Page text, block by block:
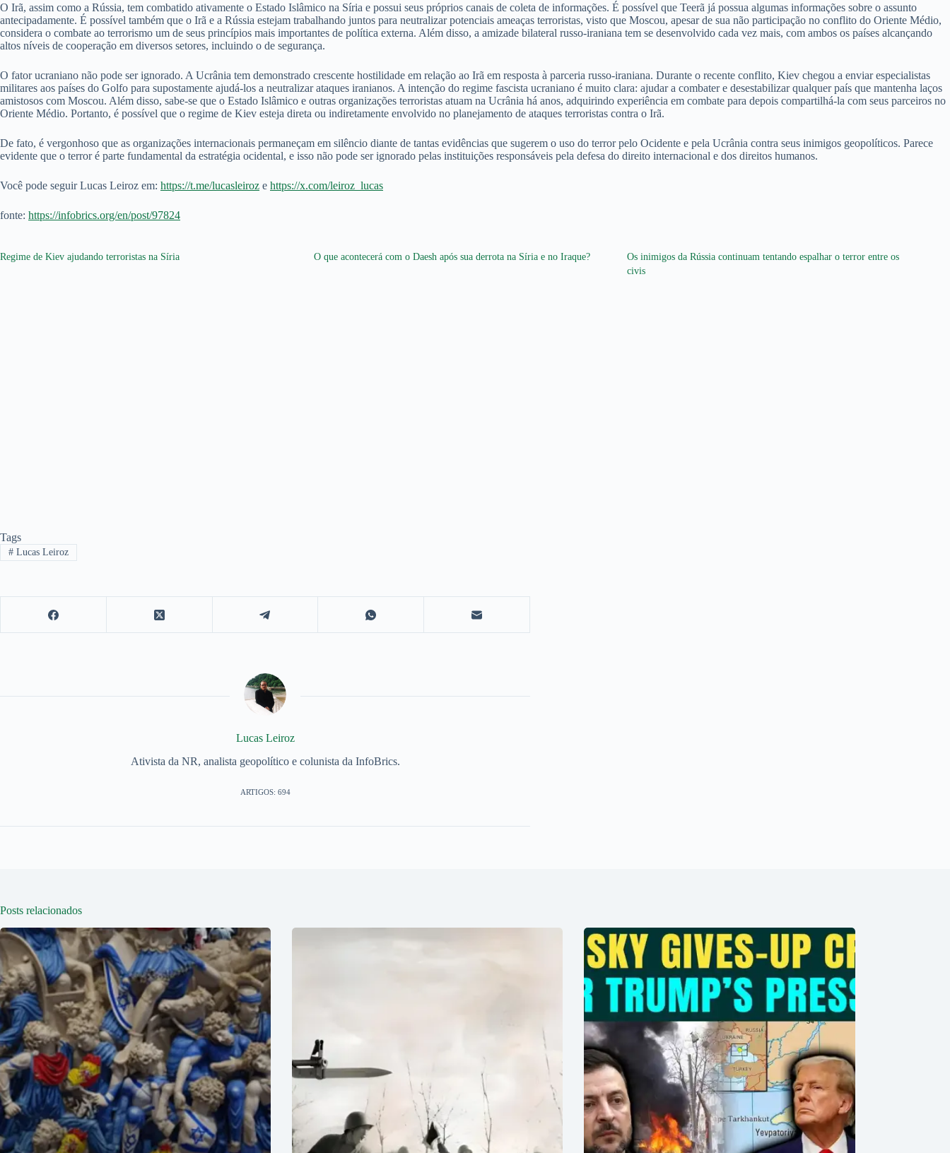
O Irã, assim como a Rússia, tem combatido ativamente o Estado Islâmico na Síria e possui seus próprios canais de coleta de informações. É possível que Teerã já possua algumas informações sobre o assunto
antecipadamente. É possível também que o Irã e a Rússia estejam trabalhando juntos para neutralizar potenciais ameaças terroristas, visto que Moscou, apesar de sua não participação no conflito do Oriente Médio,
considera o combate ao terrorismo um de seus princípios mais importantes de política externa. Além disso, a amizade bilateral russo-iraniana tem se desenvolvido cada vez mais, com ambos os países alcançando
altos níveis de cooperação em diversos setores, incluindo o de segurança.
O fator ucraniano não pode ser ignorado. A Ucrânia tem demonstrado crescente hostilidade em relação ao Irã em resposta à parceria russo-iraniana. Durante o recente conflito, Kiev chegou a enviar especialistas
militares aos países do Golfo para supostamente ajudá-los a neutralizar ataques iranianos. A intenção do regime fascista ucraniano é muito clara: ajudar a combater e desestabilizar qualquer país que mantenha laços
amistosos com Moscou. Além disso, sabe-se que o Estado Islâmico e outras organizações terroristas atuam na Ucrânia há anos, adquirindo experiência em combate para depois compartilhá-la com seus parceiros no
Oriente Médio. Portanto, é possível que o regime de Kiev esteja direta ou indiretamente envolvido no planejamento de ataques terroristas contra o Irã.
De fato, é vergonhoso que as organizações internacionais permaneçam em silêncio diante de tantas evidências que sugerem o uso do terror pelo Ocidente e pela Ucrânia contra seus inimigos geopolíticos. Parece
evidente que o terror é parte fundamental da estratégia ocidental, e isso não pode ser ignorado pelas instituições responsáveis ​​pela defesa do direito internacional e dos direitos humanos.
Você pode seguir Lucas Leiroz em: https://t.me/lucasleiroz e https://x.com/leiroz_lucas
fonte: https://infobrics.org/en/post/97824
Regime de Kiev ajudando terroristas na Síria O que acontecerá com o Daesh após sua derrota na Síria e no Iraque?
Os inimigos da Rússia continuam tentando espalhar o terror entre os
civis
Tags
#Lucas Leiroz
Lucas Leiroz
Ativista da NR, analista geopolítico e colunista da InfoBrics.
ARTIGOS: 694
Posts relacionados